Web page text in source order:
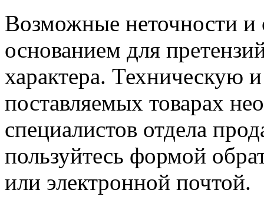
Возможные неточности и
основанием для
характера.
поставляемых товарах
специалистов отдела
пользуйтесь формой
или электронной почтой.